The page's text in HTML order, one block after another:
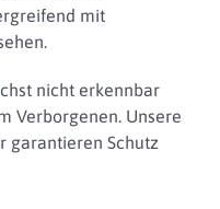
mit
nicht erkennbar
Verborgenen. Unsere
garantieren Schutz